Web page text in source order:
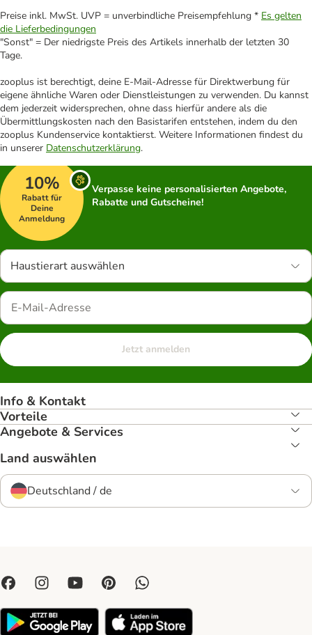
Preise inkl. MwSt. UVP = unverbindliche Preisempfehlung * Es gelten
die Lieferbedingungen
"Sonst" = Der niedrigste Preis des Artikels innerhalb der letzten 30
Tage.
zooplus ist berechtigt, deine E-Mail-Adresse für Direktwerbung für
eigene ähnliche Waren oder Dienstleistungen zu verwenden. Du kannst
dem jederzeit widersprechen, ohne dass hierfür andere als die
Übermittlungskosten nach den Basistarifen entstehen, indem du den
zooplus Kundenservice kontaktierst. Weitere Informationen findest du
in unserer Datenschutzerklärung.
10%
Rabatt für
Deine
Anmeldung
Verpasse keine personalisierten Angebote,
Rabatte und Gutscheine!
Haustierart auswählen
Jetzt anmelden
Info & Kontakt
Vorteile
Angebote & Services
Land auswählen
Deutschland / de